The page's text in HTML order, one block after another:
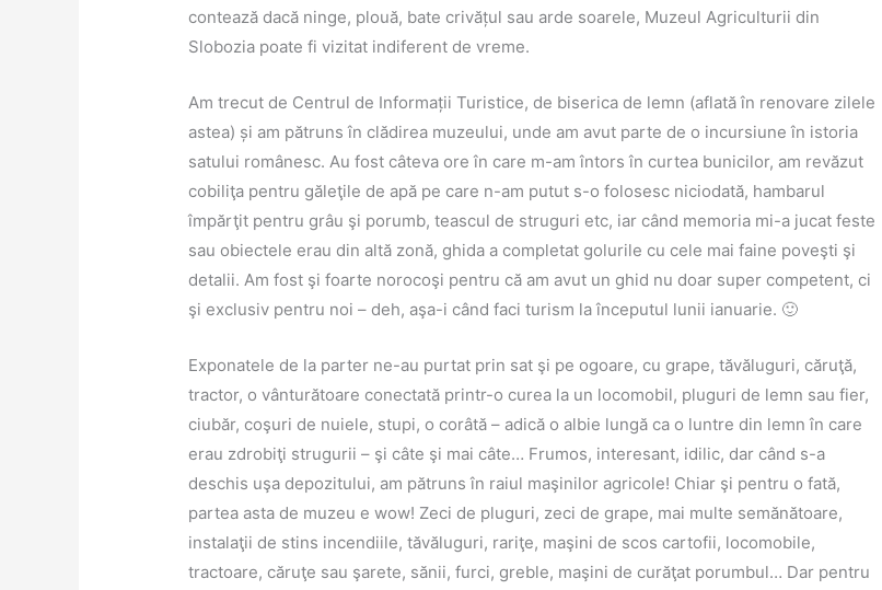
contează dacă ninge, plouă, bate crivățul sau arde soarele, Muzeul Agriculturii din
Slobozia poate fi vizitat indiferent de vreme.
Am trecut de Centrul de Informații Turistice, de biserica de lemn (aflată în renovare zilele
astea) și am pătruns în clădirea muzeului, unde am avut parte de o incursiune în istoria
satului românesc. Au fost câteva ore în care m-am întors în curtea bunicilor, am revăzut
cobiliţa pentru găleţile de apă pe care n-am putut s-o folosesc niciodată, hambarul
împărţit pentru grâu şi porumb, teascul de struguri etc, iar când memoria mi-a jucat feste
sau obiectele erau din altă zonă, ghida a completat golurile cu cele mai faine poveşti şi
detalii. Am fost şi foarte norocoşi pentru că am avut un ghid nu doar super competent, ci
şi exclusiv pentru noi – deh, aşa-i când faci turism la începutul lunii ianuarie. 🙂
Exponatele de la parter ne-au purtat prin sat şi pe ogoare, cu grape, tăvăluguri, căruţă,
tractor, o vânturătoare conectată printr-o curea la un locomobil, pluguri de lemn sau fier,
ciubăr, coşuri de nuiele, stupi, o corâtă – adică o albie lungă ca o luntre din lemn în care
erau zdrobiţi strugurii – şi câte şi mai câte… Frumos, interesant, idilic, dar când s-a
deschis uşa depozitului, am pătruns în raiul maşinilor agricole! Chiar şi pentru o fată,
partea asta de muzeu e wow! Zeci de pluguri, zeci de grape, mai multe semănătoare,
instalaţii de stins incendiile, tăvăluguri, rariţe, maşini de scos cartofii, locomobile,
tractoare, căruţe sau şarete, sănii, furci, greble, maşini de curăţat porumbul… Dar pentru